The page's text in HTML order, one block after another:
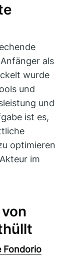
als
wurde
und
und
ist es,
optimieren
im
Fondorio